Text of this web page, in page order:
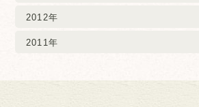
2012年
2011年